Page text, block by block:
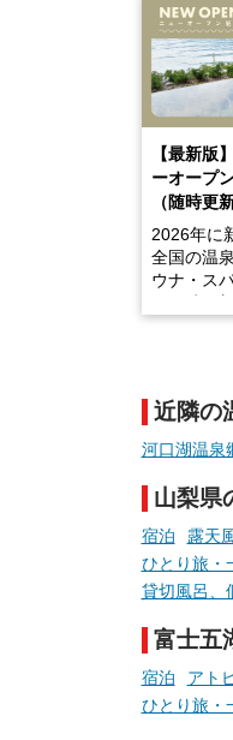
【最新版
ーオープ
（随時更新
2026年に
全国の温
ウナ・ス
います。
現地取材
ています
ぜひチェ
先の参考
ね。
近隣の
河口湖温泉
山梨県
宿泊 露天
ひとり旅・
貸切風呂、
富士五
宿泊 アト
ひとり旅・